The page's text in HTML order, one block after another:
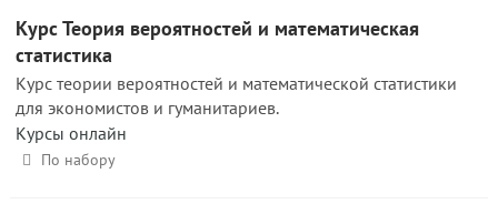
Курс Теория вероятностей и математическая
статистика
Курс теории вероятностей и математической статистики
для экономистов и гуманитариев.
Курсы онлайн
По набору